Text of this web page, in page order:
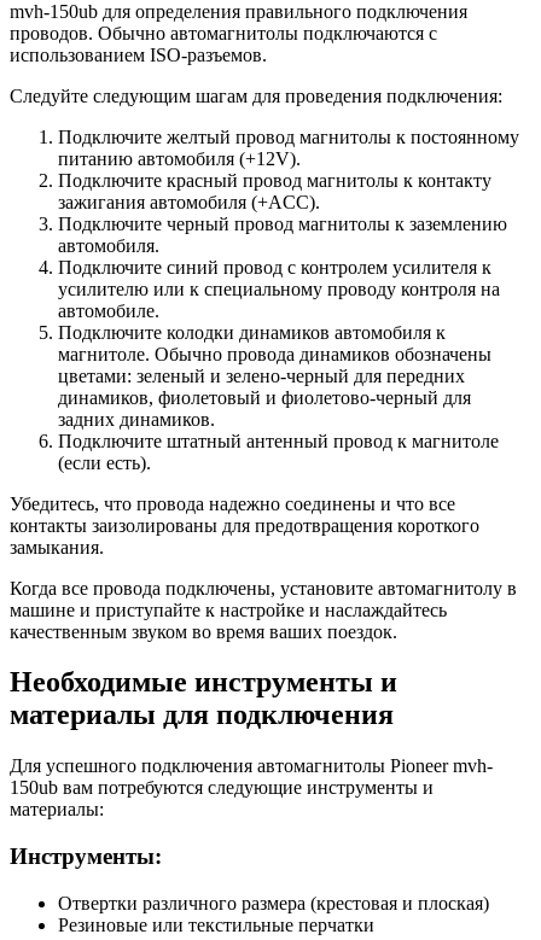
mvh-150ub для определения правильного подключения
проводов. Обычно автомагнитолы подключаются с
использованием ISO-разъемов.
Следуйте следующим шагам для проведения подключения:
Подключите желтый провод магнитолы к постоянному
питанию автомобиля (+12V).
Подключите красный провод магнитолы к контакту
зажигания автомобиля (+ACC).
Подключите черный провод магнитолы к заземлению
автомобиля.
Подключите синий провод с контролем усилителя к
усилителю или к специальному проводу контроля на
автомобиле.
Подключите колодки динамиков автомобиля к
магнитоле. Обычно провода динамиков обозначены
цветами: зеленый и зелено-черный для передних
динамиков, фиолетовый и фиолетово-черный для
задних динамиков.
Подключите штатный антенный провод к магнитоле
(если есть).
Убедитесь, что провода надежно соединены и что все
контакты заизолированы для предотвращения короткого
замыкания.
Когда все провода подключены, установите автомагнитолу в
машине и приступайте к настройке и наслаждайтесь
качественным звуком во время ваших поездок.
Необходимые инструменты и
материалы для подключения
Для успешного подключения автомагнитолы Pioneer mvh-
150ub вам потребуются следующие инструменты и
материалы:
Инструменты:
Отвертки различного размера (крестовая и плоская)
Резиновые или текстильные перчатки